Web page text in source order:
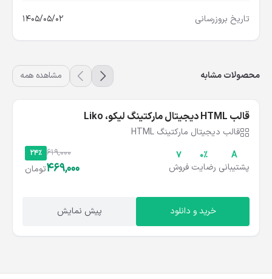
تاریخ بروزرسانی 1405/05/02
محصولات مشابه مشاهده همه
شامل نسخه انگلیسی قالب HTML دیجیتال مارکتینگ لیکو، Liko
قالب دیجیتال مارکتینگ HTML
A
پشتیبانی
۰%
رضایت
۷
فروش
24% 619,000
469,000تومان
خرید و دانلود پیش نمایش